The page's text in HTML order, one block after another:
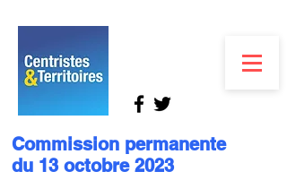
Commission permanente
du 13 octobre 2023